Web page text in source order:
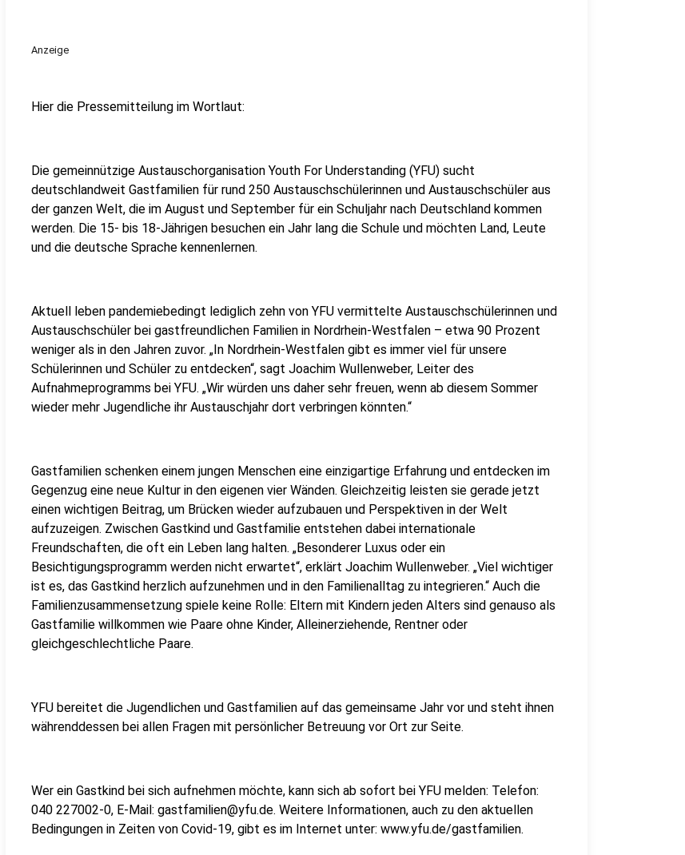
Anzeige
Hier die Pressemitteilung im Wortlaut:
Die gemeinnützige Austauschorganisation Youth For Understanding (YFU) sucht
deutschlandweit Gastfamilien für rund 250 Austauschschülerinnen und Austauschschüler aus
der ganzen Welt, die im August und September für ein Schuljahr nach Deutschland kommen
werden. Die 15- bis 18-Jährigen besuchen ein Jahr lang die Schule und möchten Land, Leute
und die deutsche Sprache kennenlernen.
Aktuell leben pandemiebedingt lediglich zehn von YFU vermittelte Austauschschülerinnen und
Austauschschüler bei gastfreundlichen Familien in Nordrhein-Westfalen – etwa 90 Prozent
weniger als in den Jahren zuvor. „In Nordrhein-Westfalen gibt es immer viel für unsere
Schülerinnen und Schüler zu entdecken“, sagt Joachim Wullenweber, Leiter des
Aufnahmeprogramms bei YFU. „Wir würden uns daher sehr freuen, wenn ab diesem Sommer
wieder mehr Jugendliche ihr Austauschjahr dort verbringen könnten.“
Gastfamilien schenken einem jungen Menschen eine einzigartige Erfahrung und entdecken im
Gegenzug eine neue Kultur in den eigenen vier Wänden. Gleichzeitig leisten sie gerade jetzt
einen wichtigen Beitrag, um Brücken wieder aufzubauen und Perspektiven in der Welt
aufzuzeigen. Zwischen Gastkind und Gastfamilie entstehen dabei internationale
Freundschaften, die oft ein Leben lang halten. „Besonderer Luxus oder ein
Besichtigungsprogramm werden nicht erwartet“, erklärt Joachim Wullenweber. „Viel wichtiger
ist es, das Gastkind herzlich aufzunehmen und in den Familienalltag zu integrieren.“ Auch die
Familienzusammensetzung spiele keine Rolle: Eltern mit Kindern jeden Alters sind genauso als
Gastfamilie willkommen wie Paare ohne Kinder, Alleinerziehende, Rentner oder
gleichgeschlechtliche Paare.
YFU bereitet die Jugendlichen und Gastfamilien auf das gemeinsame Jahr vor und steht ihnen
währenddessen bei allen Fragen mit persönlicher Betreuung vor Ort zur Seite.
Wer ein Gastkind bei sich aufnehmen möchte, kann sich ab sofort bei YFU melden: Telefon:
040 227002-0, E-Mail: gastfamilien@yfu.de. Weitere Informationen, auch zu den aktuellen
Bedingungen in Zeiten von Covid-19, gibt es im Internet unter: www.yfu.de/gastfamilien.